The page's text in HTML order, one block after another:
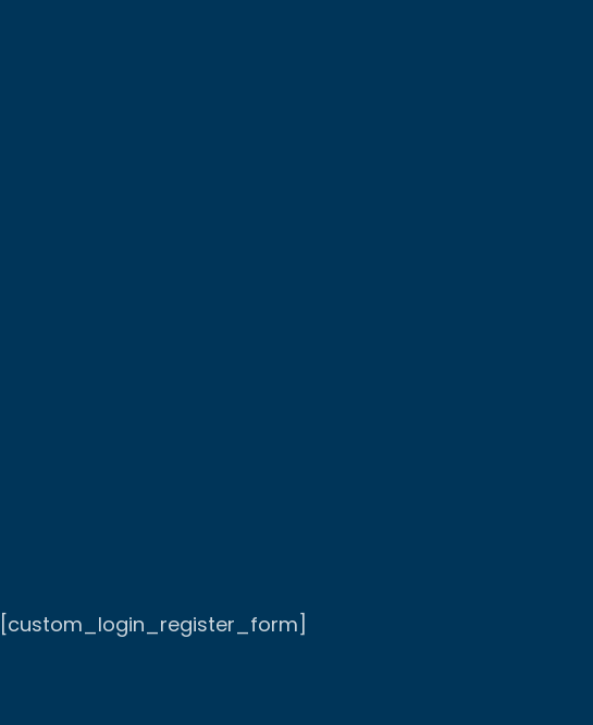
[custom_login_register_form]